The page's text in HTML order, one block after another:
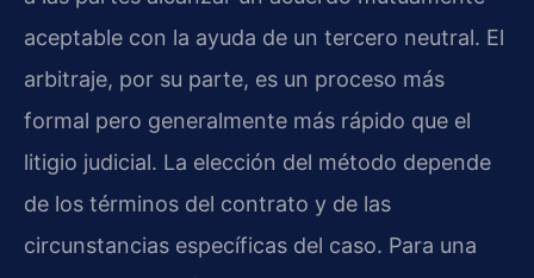
aceptable con la ayuda de un tercero neutral. El
arbitraje, por su parte, es un proceso más
formal pero generalmente más rápido que el
litigio judicial. La elección del método depende
de los términos del contrato y de las
circunstancias específicas del caso. Para una